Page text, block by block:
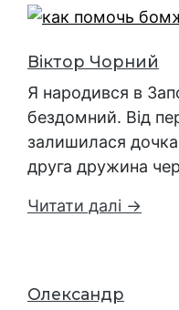
Віктор Чорний
Я народився в
бездомний. Від
залишилася
друга дружина
Читати далі →
Олександр